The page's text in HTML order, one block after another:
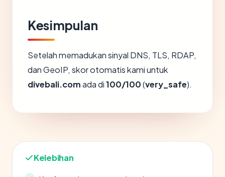
Kesimpulan
Setelah memadukan sinyal DNS, TLS, RDAP,
dan GeoIP, skor otomatis kami untuk
divebali.comada di100/100(very_safe).
Kelebihan